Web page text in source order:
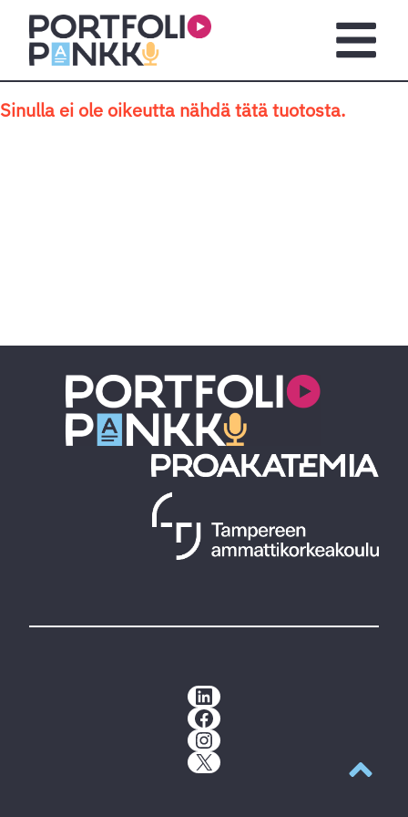
Siirry sisältöön
Sinulla ei ole oikeutta nähdä tätä tuotosta.
LinkedIn
Facebook
Instagram
X
Takaisin